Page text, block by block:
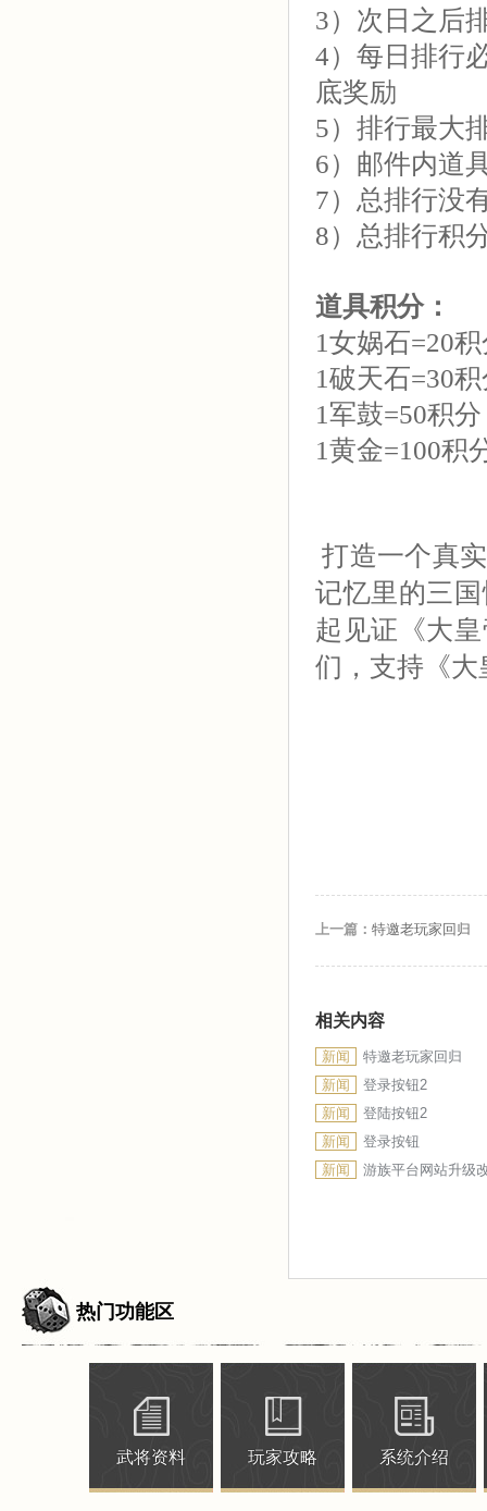
3）次日之后
4）每日排行
底奖励
5）排行最大
6）邮件内道
7）总排行没
8）总排行积
道具积分：
1女娲石=20
1破天石=30
1军鼓=50积分
1黄金=100积
打造一个真
记忆里的三
起见证《大
们，支持《大
上一篇： 特邀老玩家回归
相关内容
新闻
特邀老玩家回归
新闻
登录按钮2
新闻
登陆按钮2
新闻
登录按钮
新闻
游族平台网站升级
热门功能区
武将资料 玩家攻略 系统介绍